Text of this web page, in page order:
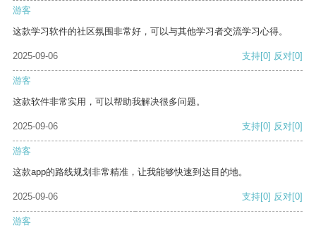
游客
这款学习软件的社区氛围非常好，可以与其他学习者交流学习心得。
2025-09-06 支持[0] 反对[0]
游客
这款软件非常实用，可以帮助我解决很多问题。
2025-09-06 支持[0] 反对[0]
游客
这款app的路线规划非常精准，让我能够快速到达目的地。
2025-09-06 支持[0] 反对[0]
游客